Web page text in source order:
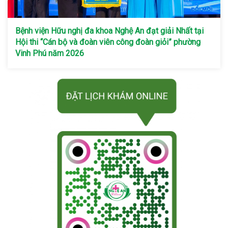
Bệnh viện Hữu nghị đa khoa Nghệ An đạt giải Nhất tại
Hội thi “Cán bộ và đoàn viên công đoàn giỏi” phường
Vinh Phú năm 2026